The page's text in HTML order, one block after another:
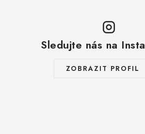
Sledujte nás na
ZOBRAZIT PROFIL